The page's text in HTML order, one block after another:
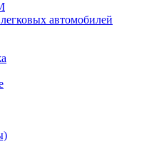
автомобилей